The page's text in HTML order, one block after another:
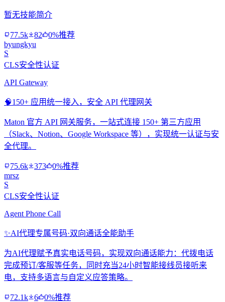
暂无技能简介
77.5k 82
0%推荐
byungkyu
S
CLS安全性认证
API Gateway
🧠150+ 应用统一接入，安全 API 代理网关
Maton 官方 API 网关服务，一站式连接 150+ 第三方应用
（Slack、Notion、Google Workspace 等），实现统一认证与安
全代理。
75.6k 373
0%推荐
mrsz
S
CLS安全性认证
Agent Phone Call
✨AI代理专属号码·双向通话全能助手
为AI代理赋予真实电话号码，实现双向通话能力：代拨电话
完成预订/客服等任务，同时充当24小时智能接线员接听来
电，支持多语言与自定义应答策略。
72.1k 6
0%推荐